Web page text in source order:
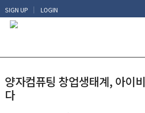
SIGN UP | LOGIN
양자컴퓨팅 창업생태계, 아이
다